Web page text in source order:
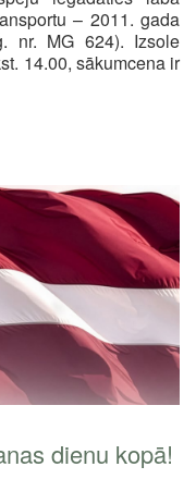
– 2011. gada
nr. MG 624). Izsole
14.00, sākumcena ir
dienu kopā!